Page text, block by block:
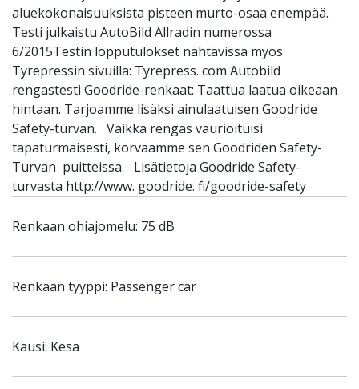
aluekokonaisuuksista pisteen murto-osaa enempää.
Testi julkaistu AutoBild Allradin numerossa
6/2015Testin lopputulokset nähtävissä myös
Tyrepressin sivuilla: Tyrepress. com Autobild
rengastesti Goodride-renkaat: Taattua laatua oikeaan
hintaan. Tarjoamme lisäksi ainulaatuisen Goodride
Safety-turvan. Vaikka rengas vaurioituisi
tapaturmaisesti, korvaamme sen Goodriden Safety-
Turvan puitteissa. Lisätietoja Goodride Safety-
turvasta http://www. goodride. fi/goodride-safety
Renkaan ohiajomelu: 75 dB
Renkaan tyyppi: Passenger car
Kausi: Kesä